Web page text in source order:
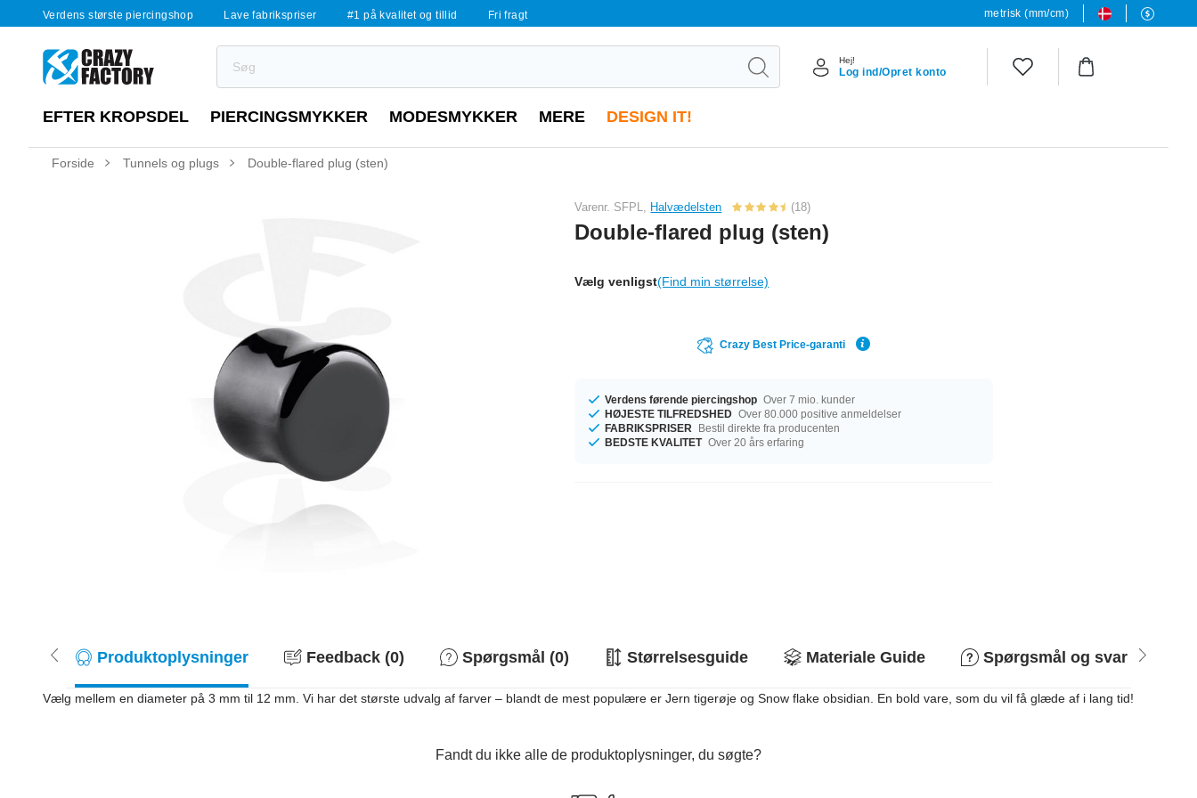
Verdens største piercingshop Lave fabrikspriser #1 på kvalitet og tillid Fri fragt metrisk (mm/cm)
Hej!
Log ind/Opret konto
EFTER KROPSDEL PIERCINGSMYKKER MODESMYKKER MERE DESIGN IT!
Forside Tunnels og plugs Double-flared plug (sten)
Varenr. SFPL, Halvædelsten (18)
Double-flared plug (sten)
Vælg venligst(Find min størrelse)
Crazy Best Price-garanti
Verdens førende piercingshop Over 7 mio. kunder
HØJESTE TILFREDSHED Over 80.000 positive anmeldelser
FABRIKSPRISER
Bestil direkte fra producenten
BEDSTE KVALITET Over 20 års erfaring
Produktoplysninger Feedback (0) Spørgsmål (0) Størrelsesguide Materiale Guide Spørgsmål og svar
Vælg mellem en diameter på 3 mm til 12 mm. Vi har det største udvalg af farver – blandt de mest populære er Jern tigerøje og Snow flake obsidian. En bold vare, som du vil få glæde af i lang tid!
Fandt du ikke alle de produktoplysninger, du søgte?